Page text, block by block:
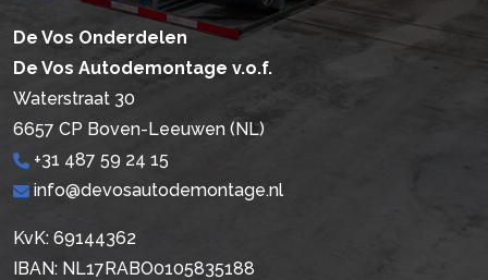
De Vos Onderdelen
De Vos Autodemontage v.o.f.
Waterstraat 30
6657 CP Boven-Leeuwen (NL)
+31 487 59 24 15
info@devosautodemontage.nl
KvK: 69144362
IBAN: NL17RABO0105835188